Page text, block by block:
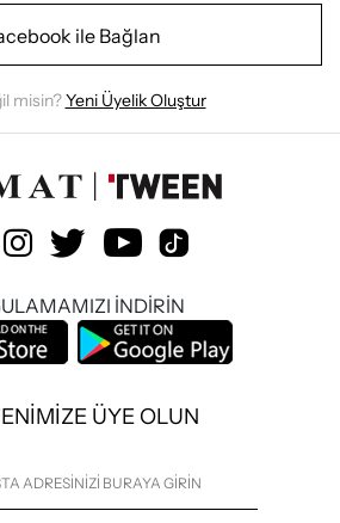
ile Bağlan
misin?Yeni Üyelik Oluştur
İNDİRİN
ÜYE OLUN